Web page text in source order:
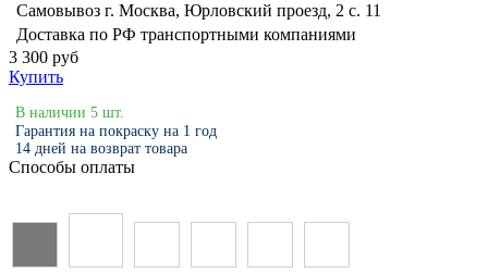
Самовывоз г. Москва, Юрловский проезд, 2 с. 11
Доставка по РФ транспортными компаниями
3 300 руб
Купить
В наличии 5 шт.
Гарантия на покраску на 1 год
14 дней на возврат товара
Способы оплаты